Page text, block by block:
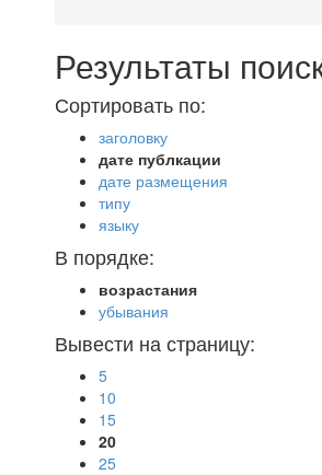
Результаты
Сортировать по:
заголовку
дате публкации
дате размещения
типу
языку
В порядке:
возрастания
убывания
Вывести на страницу:
5
10
15
20
25